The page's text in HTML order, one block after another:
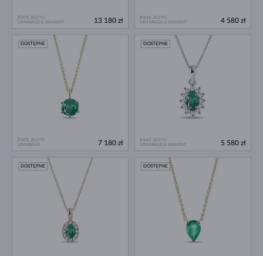
ŻÓŁTE ZŁOTO
SZMARAGD & DIAMENT
13 180 zł
BIAŁE ZŁOTO
SZMARAGD & DIAMENT
4 580 zł
ŻÓŁTE ZŁOTO
SZMARAGD
DOSTĘPNE
7 180 zł
BIAŁE ZŁOTO
SZMARAGD & DIAMENT
DOSTĘPNE
5 580 zł
DOSTĘPNE DOSTĘPNE